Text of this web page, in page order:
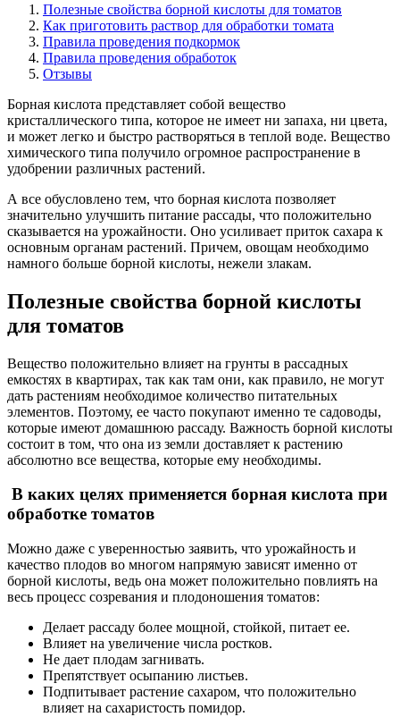
Полезные свойства борной кислоты для томатов
Как приготовить раствор для обработки томата
Правила проведения подкормок
Правила проведения обработок
Отзывы
Борная кислота представляет собой вещество
кристаллического типа, которое не имеет ни запаха, ни цвета,
и может легко и быстро растворяться в теплой воде. Вещество
химического типа получило огромное распространение в
удобрении различных растений.
А все обусловлено тем, что борная кислота позволяет
значительно улучшить питание рассады, что положительно
сказывается на урожайности. Оно усиливает приток сахара к
основным органам растений. Причем, овощам необходимо
намного больше борной кислоты, нежели злакам.
Полезные свойства борной кислоты
для томатов
Вещество положительно влияет на грунты в рассадных
емкостях в квартирах, так как там они, как правило, не могут
дать растениям необходимое количество питательных
элементов. Поэтому, ее часто покупают именно те садоводы,
которые имеют домашнюю рассаду. Важность борной кислоты
состоит в том, что она из земли доставляет к растению
абсолютно все вещества, которые ему необходимы.
В каких целях применяется борная кислота при
обработке томатов
Можно даже с уверенностью заявить, что урожайность и
качество плодов во многом напрямую зависят именно от
борной кислоты, ведь она может положительно повлиять на
весь процесс созревания и плодоношения томатов:
Делает рассаду более мощной, стойкой, питает ее.
Влияет на увеличение числа ростков.
Не дает плодам загнивать.
Препятствует осыпанию листьев.
Подпитывает растение сахаром, что положительно
влияет на сахаристость помидор.